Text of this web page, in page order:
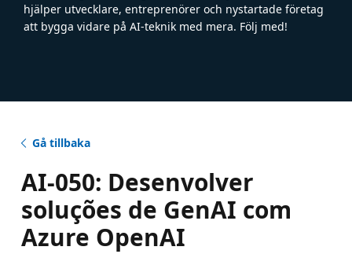
hjälper utvecklare, entreprenörer och nystartade företag
att bygga vidare på AI-teknik med mera. Följ med!
Gå tillbaka
AI-050​: Desenvolver
soluções de GenAI com
Azure OpenAI​